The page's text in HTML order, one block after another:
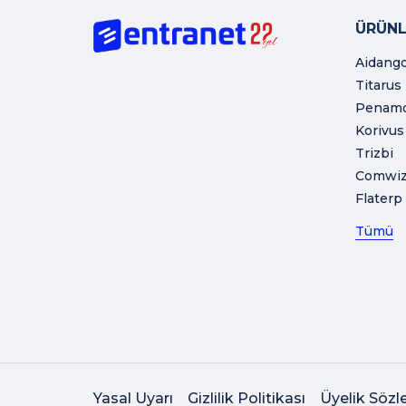
Titarus
Korivus
Trizbi
Flaterp
Tümü
Yasal Uyarı Gizlilik Politikası Üyelik